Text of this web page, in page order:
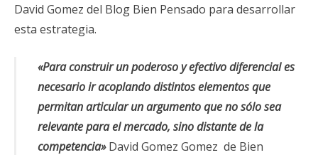
David Gomez del Blog Bien Pensado para desarrollar
esta estrategia.
«Para construir un poderoso y efectivo diferencial es
necesario ir acoplando distintos elementos que
permitan articular un argumento que no sólo sea
relevante para el mercado, sino distante de la
competencia»David Gomez Gomez de Bien